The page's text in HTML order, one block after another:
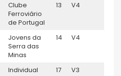
Clube
Ferroviário
de Portugal
13 V4
Jovens da
Serra das
Minas
14 V4
Individual 17 V3